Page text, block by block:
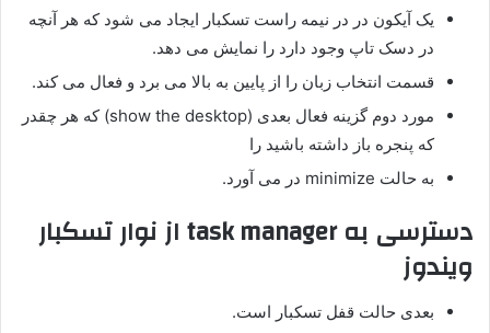
یک آیکون در در نیمه راست تسکبار ایجاد می شود که هر آنچه
در دسک تاپ وجود دارد را نمایش می دهد.
قسمت انتخاب زبان را از پایین به بالا می برد و فعال می کند.
مورد دوم گزینه فعال بعدی (show the desktop) که هر چقدر
که پنجره باز داشته باشید را
به حالت minimize در می آورد.
دسترسی به task manager از نوار تسکبار
ویندوز
بعدی حالت قفل تسکبار است.